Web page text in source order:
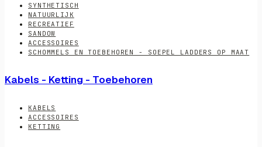
SYNTHETISCH
NATUURLIJK
RECREATIEF
SANDOW
ACCESSOIRES
SCHOMMELS EN TOEBEHOREN - SOEPEL LADDERS OP MAAT
Kabels - Ketting - Toebehoren
KABELS
ACCESSOIRES
KETTING